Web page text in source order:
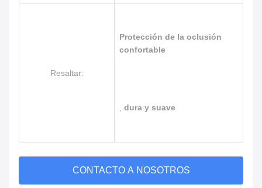
Resaltar:
Protección de la oclusión
confortable
dura y suave
CONTACTO A NOSOTROS